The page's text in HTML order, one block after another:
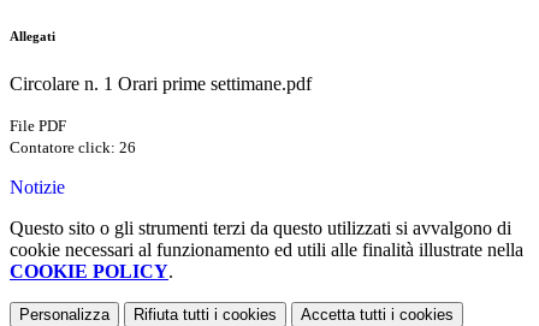
Allegati
Circolare n. 1 Orari prime settimane.pdf
File PDF
Contatore click: 26
Notizie
Questo sito o gli strumenti terzi da questo utilizzati si avvalgono di
cookie necessari al funzionamento ed utili alle finalità illustrate nella
COOKIE POLICY.
Personalizza Rifiuta tutti i cookies Accetta tutti i cookies